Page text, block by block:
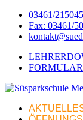
03461/215045
Fax: 03461/